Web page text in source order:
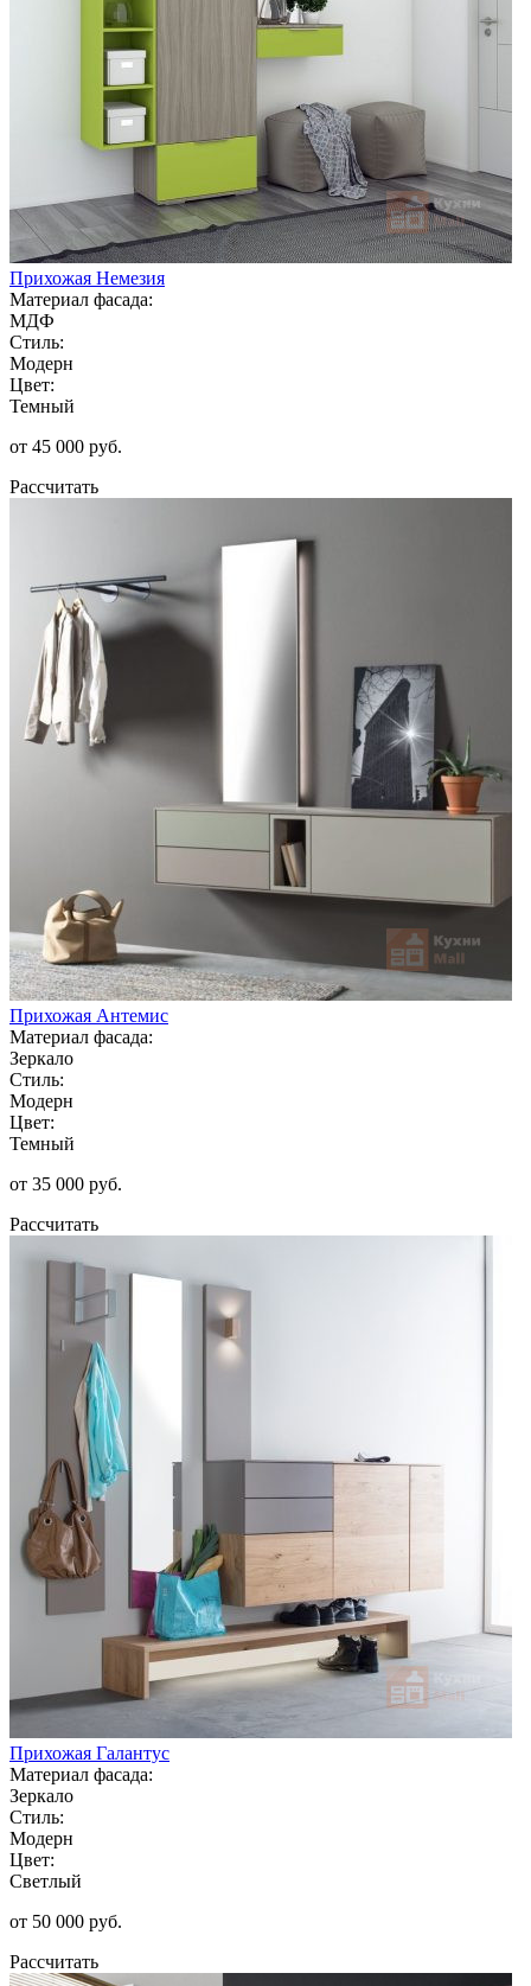
Прихожая Немезия
Материал фасада:
МДФ
Стиль:
Модерн
Цвет:
Темный
от 45 000 руб.
Рассчитать
Прихожая Антемис
Материал фасада:
Зеркало
Стиль:
Модерн
Цвет:
Темный
от 35 000 руб.
Рассчитать
Прихожая Галантус
Материал фасада:
Зеркало
Стиль:
Модерн
Цвет:
Светлый
от 50 000 руб.
Рассчитать